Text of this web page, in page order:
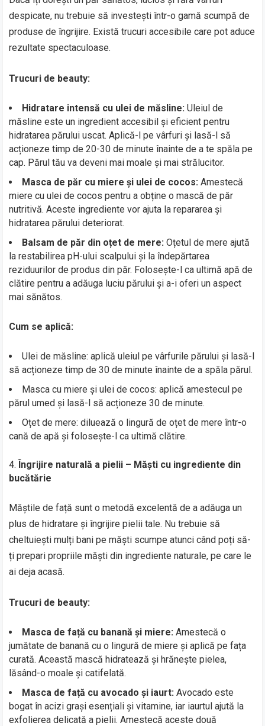
despicate, nu trebuie să investești într-o gamă scumpă de
produse de îngrijire. Există trucuri accesibile care pot aduce
rezultate spectaculoase.
Trucuri de beauty:
Hidratare intensă cu ulei de măsline: Uleiul de
măsline este un ingredient accesibil și eficient pentru
hidratarea părului uscat. Aplică-l pe vârfuri și lasă-l să
acționeze timp de 20-30 de minute înainte de a te spăla pe
cap. Părul tău va deveni mai moale și mai strălucitor.
Masca de păr cu miere și ulei de cocos: Amestecă
miere cu ulei de cocos pentru a obține o mască de păr
nutritivă. Aceste ingrediente vor ajuta la repararea și
hidratarea părului deteriorat.
Balsam de păr din oțet de mere: Oțetul de mere ajută
la restabilirea pH-ului scalpului și la îndepărtarea
reziduurilor de produs din păr. Folosește-l ca ultimă apă de
clătire pentru a adăuga luciu părului și a-i oferi un aspect
mai sănătos.
Cum se aplică:
Ulei de măsline: aplică uleiul pe vârfurile părului și lasă-l
să acționeze timp de 30 de minute înainte de a spăla părul.
Masca cu miere și ulei de cocos: aplică amestecul pe
părul umed și lasă-l să acționeze 30 de minute.
Oțet de mere: diluează o lingură de oțet de mere într-o
cană de apă și folosește-l ca ultimă clătire.
Îngrijire naturală a pielii – Măști cu ingrediente din
bucătărie
Măștile de față sunt o metodă excelentă de a adăuga un
plus de hidratare și îngrijire pielii tale. Nu trebuie să
cheltuiești mulți bani pe măști scumpe atunci când poți să-
ți prepari propriile măști din ingrediente naturale, pe care le
ai deja acasă.
Trucuri de beauty:
Masca de față cu banană și miere: Amestecă o
jumătate de banană cu o lingură de miere și aplică pe fața
curată. Această mască hidratează și hrănește pielea,
lăsând-o moale și catifelată.
Masca de față cu avocado și iaurt: Avocado este
bogat în acizi grași esențiali și vitamine, iar iaurtul ajută la
exfolierea delicată a pielii. Amestecă aceste două